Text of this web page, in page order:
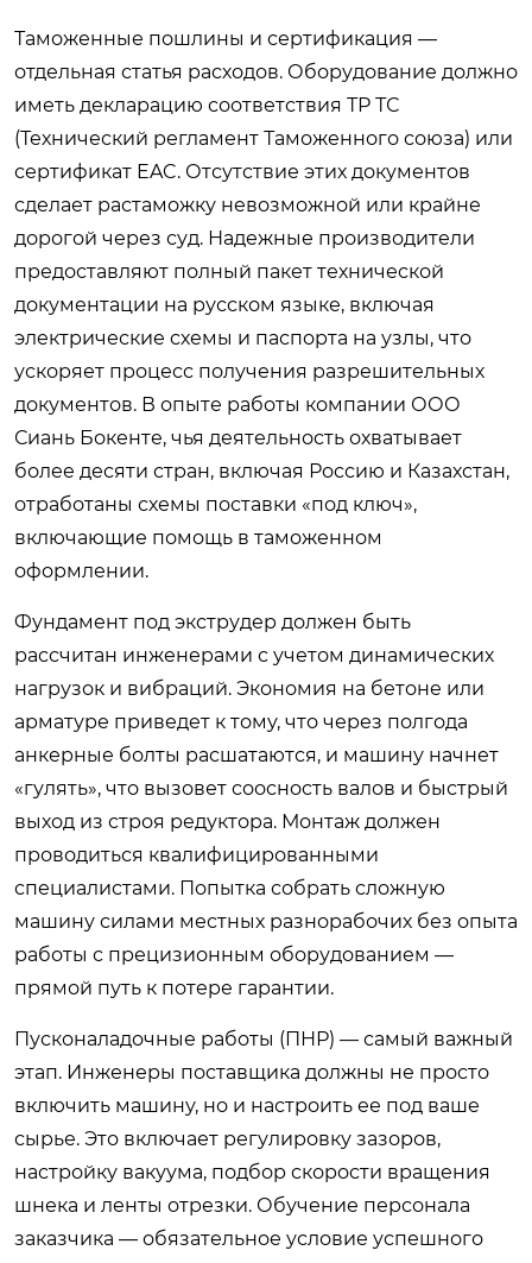
Таможенные пошлины и сертификация —
отдельная статья расходов. Оборудование должно
иметь декларацию соответствия ТР ТС
(Технический регламент Таможенного союза) или
сертификат EAC. Отсутствие этих документов
сделает растаможку невозможной или крайне
дорогой через суд. Надежные производители
предоставляют полный пакет технической
документации на русском языке, включая
электрические схемы и паспорта на узлы, что
ускоряет процесс получения разрешительных
документов. В опыте работы компании ООО
Сиань Бокенте, чья деятельность охватывает
более десяти стран, включая Россию и Казахстан,
отработаны схемы поставки «под ключ»,
включающие помощь в таможенном
оформлении.
Фундамент под экструдер должен быть
рассчитан инженерами с учетом динамических
нагрузок и вибраций. Экономия на бетоне или
арматуре приведет к тому, что через полгода
анкерные болты расшатаются, и машину начнет
«гулять», что вызовет соосность валов и быстрый
выход из строя редуктора. Монтаж должен
проводиться квалифицированными
специалистами. Попытка собрать сложную
машину силами местных разнорабочих без опыта
работы с прецизионным оборудованием —
прямой путь к потере гарантии.
Пусконаладочные работы (ПНР) — самый важный
этап. Инженеры поставщика должны не просто
включить машину, но и настроить ее под ваше
сырье. Это включает регулировку зазоров,
настройку вакуума, подбор скорости вращения
шнека и ленты отрезки. Обучение персонала
заказчика — обязательное условие успешного